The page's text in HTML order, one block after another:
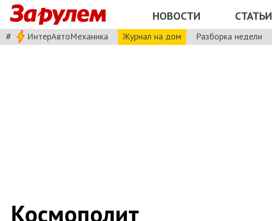
НОВОСТИ СТАТЬИ
# ИнтерАвтоМеханика Журнал на дом Разборка недели
Космополит